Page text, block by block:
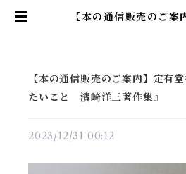
【本の通信販売のご案
【本の通信販売のご案内】定有
たいこと 濱崎洋三著作集』
2023/12/31 00:12